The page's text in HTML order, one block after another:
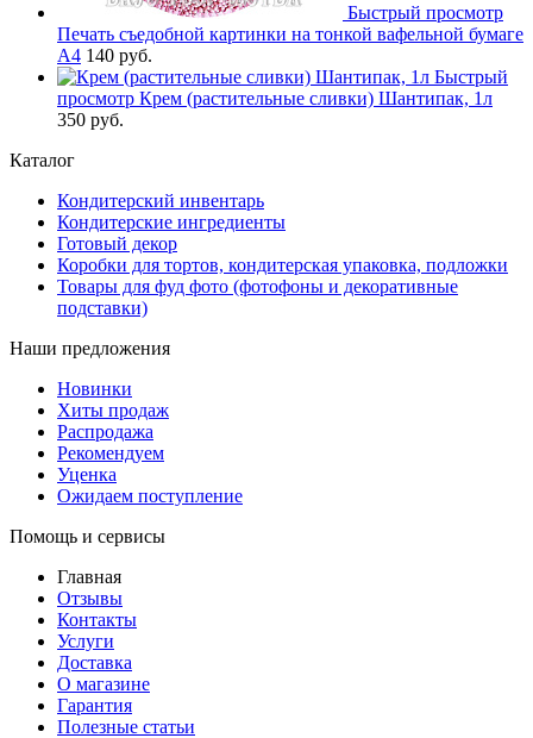
Быстрый просмотр
Печать съедобной картинки на тонкой вафельной бумаге
А4 140 руб.
Быстрый
просмотр Крем (растительные сливки) Шантипак, 1л
350 руб.
Каталог
Кондитерский инвентарь
Кондитерские ингредиенты
Готовый декор
Коробки для тортов, кондитерская упаковка, подложки
Товары для фуд фото (фотофоны и декоративные
подставки)
Наши предложения
Новинки
Хиты продаж
Распродажа
Рекомендуем
Уценка
Ожидаем поступление
Помощь и сервисы
Главная
Отзывы
Контакты
Услуги
Доставка
О магазине
Гарантия
Полезные статьи